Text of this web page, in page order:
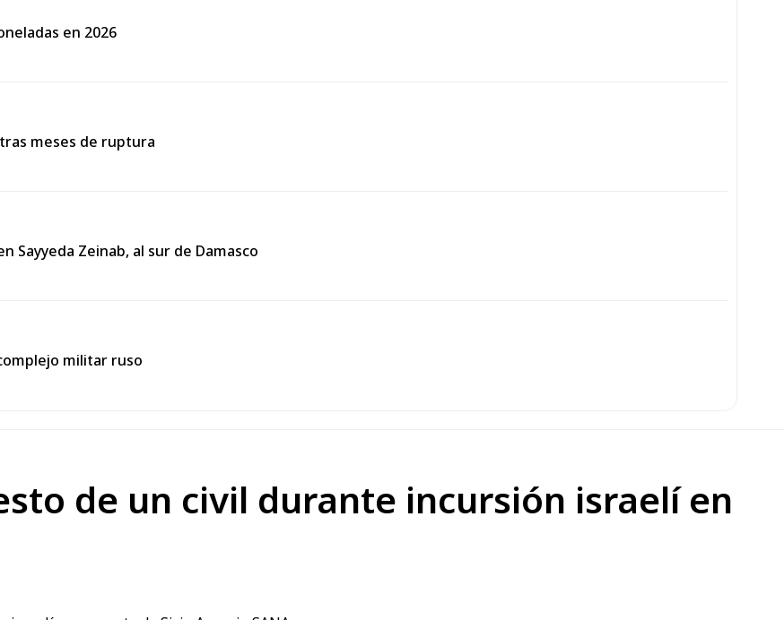
en 2026
meses de ruptura
Sayyeda Zeinab, al sur de Damasco
militar ruso
de un civil durante incursión israelí en